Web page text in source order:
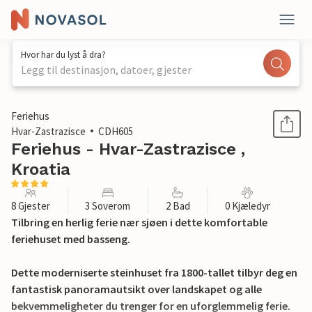
Hvor har du lyst å dra?
Legg til destinasjon, datoer, gjester
1 / 30
Feriehus
Hvar-Zastrazisce
CDH605
Feriehus - Hvar-Zastrazisce ,
Kroatia
8 Gjester 3 Soverom 2 Bad 0 Kjæledyr
Tilbring en herlig ferie nær sjøen i dette komfortable
feriehuset med basseng.
Dette moderniserte steinhuset fra 1800-tallet tilbyr deg en
fantastisk panoramautsikt over landskapet og alle
bekvemmeligheter du trenger for en uforglemmelig ferie.